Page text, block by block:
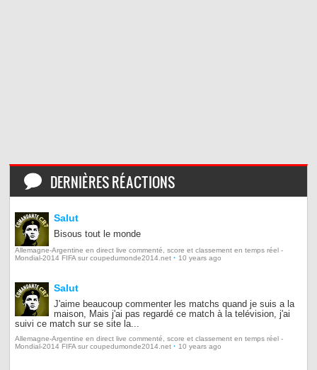
DERNIÈRES RÉACTIONS
Salut
Bisous tout le monde
Allemagne-Argentine en direct live commenté, score et classement en temps réel -
Mondial-2014 FIFA sur coupedumonde2014.net · 10 years ago
Salut
J'aime beaucoup commenter les matchs quand je suis a la
maison, Mais j'ai pas regardé ce match à la telévision, j'ai
suivi ce match sur se site la...
Allemagne-Argentine en direct live commenté, score et classement en temps réel -
Mondial-2014 FIFA sur coupedumonde2014.net · 10 years ago